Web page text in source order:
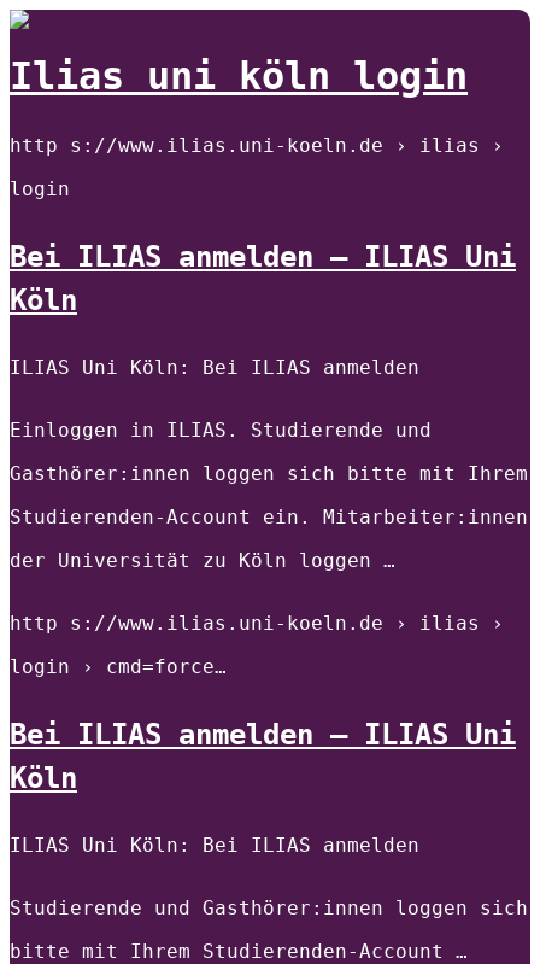
Ilias uni köln login
http s://www.ilias.uni-koeln.de › ilias ›
login
Bei ILIAS anmelden – ILIAS Uni
Köln
ILIAS Uni Köln: Bei ILIAS anmelden
Einloggen in ILIAS. Studierende und
Gasthörer:innen loggen sich bitte mit Ihrem
Studierenden-Account ein. Mitarbeiter:innen
der Universität zu Köln loggen …
http s://www.ilias.uni-koeln.de › ilias ›
login › cmd=force…
Bei ILIAS anmelden – ILIAS Uni
Köln
ILIAS Uni Köln: Bei ILIAS anmelden
Studierende und Gasthörer:innen loggen sich
bitte mit Ihrem Studierenden-Account …